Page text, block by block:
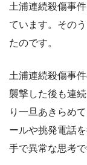
土浦連続殺傷事
ています。その
たのです。
土浦連続殺傷事
襲撃した後も連
り一旦あきらめ
ールや挑発電話
手で異常な思考